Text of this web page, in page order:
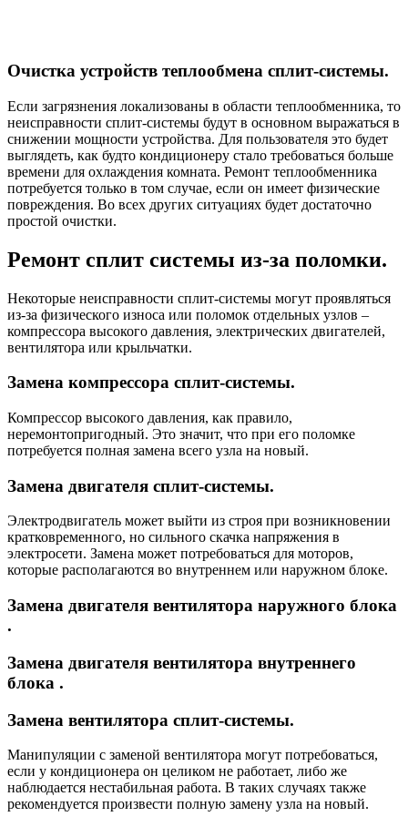
Очистка устройств теплообмена сплит-системы.
Если загрязнения локализованы в области теплообменника, то
неисправности сплит-системы будут в основном выражаться в
снижении мощности устройства. Для пользователя это будет
выглядеть, как будто кондиционеру стало требоваться больше
времени для охлаждения комната. Ремонт теплообменника
потребуется только в том случае, если он имеет физические
повреждения. Во всех других ситуациях будет достаточно
простой очистки.
Ремонт сплит системы из-за поломки.
Некоторые неисправности сплит-системы могут проявляться
из-за физического износа или поломок отдельных узлов –
компрессора высокого давления, электрических двигателей,
вентилятора или крыльчатки.
Замена компрессора сплит-системы.
Компрессор высокого давления, как правило,
неремонтопригодный. Это значит, что при его поломке
потребуется полная замена всего узла на новый.
Замена двигателя сплит-системы.
Электродвигатель может выйти из строя при возникновении
кратковременного, но сильного скачка напряжения в
электросети. Замена может потребоваться для моторов,
которые располагаются во внутреннем или наружном блоке.
Замена двигателя вентилятора наружного блока
.
Замена двигателя вентилятора внутреннего
блока . ​
Замена вентилятора сплит-системы.
Манипуляции с заменой вентилятора могут потребоваться,
если у кондиционера он целиком не работает, либо же
наблюдается нестабильная работа. В таких случаях также
рекомендуется произвести полную замену узла на новый.